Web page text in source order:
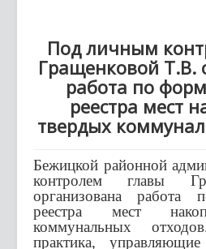
Под личным
Гращенковой Т.В.
работа по
реестра мест
твердых
Бежицкой районной
контролем главы
организована работа
реестра мест
коммунальных
практика,